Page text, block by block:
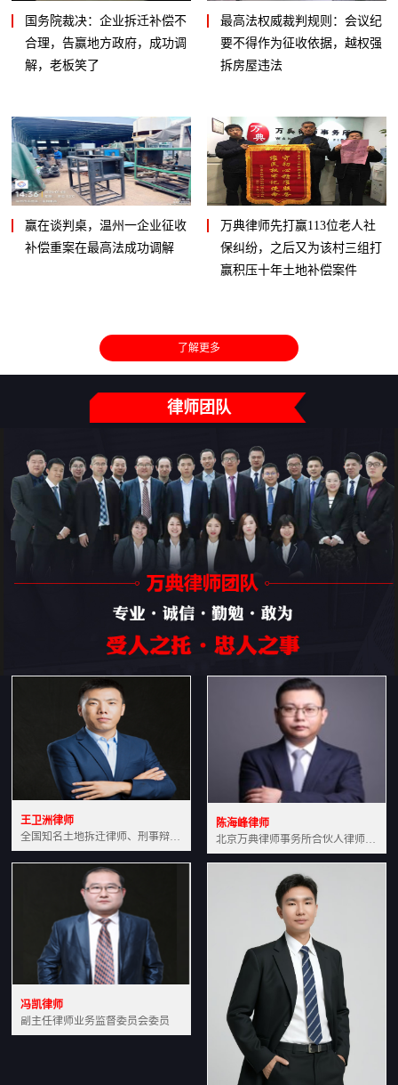
国务院裁决：企业拆迁补偿不
合理，告赢地方政府，成功调
解，老板笑了
最高法权威裁判规则：会议纪
要不得作为征收依据，越权强
拆房屋违法
赢在谈判桌，温州一企业征收
补偿重案在最高法成功调解
万典律师先打赢113位老人社
保纠纷，之后又为该村三组打
赢积压十年土地补偿案件
了解更多
律师团队
王卫洲律师
全国知名土地拆迁律师、刑事辩护律师北京万典律师事务所主任中国法学会会员北京市行政法研究会理事
陈海峰律师
北京万典律师事务所合伙人律师土地房产专业资深律师
冯凯律师
副主任律师业务监督委员会委员